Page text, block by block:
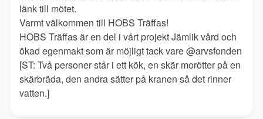
länk till mötet.
Varmt välkommen till HOBS Träffas!
HOBS Träffas är en del i vårt projekt Jämlik vård och
ökad egenmakt som är möjligt tack vare @arvsfonden
[ST: Två personer står i ett kök, en skär morötter på en
skärbräda, den andra sätter på kranen så det rinner
vatten.]